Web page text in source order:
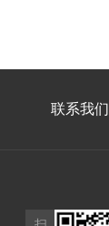
联系我们